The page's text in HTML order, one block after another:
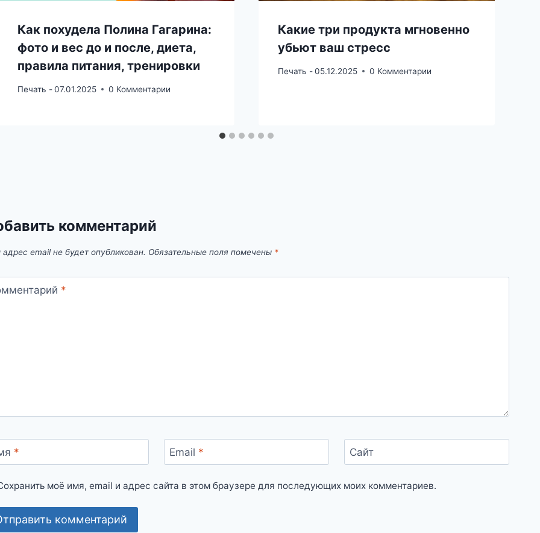
Как похудела Полина Гагарина:
фото и вес до и после, диета,
правила питания, тренировки
Печать -07.01.2025 0 Комментарии
Какие три продукта мгновенно
убьют ваш стресс
Печать -05.12.2025 0 Комментарии
комментарий
email не будет опубликован. Обязательные поля помечены *
*
* Email * Сайт
моё имя, email и адрес сайта в этом браузере для последующих моих комментариев.